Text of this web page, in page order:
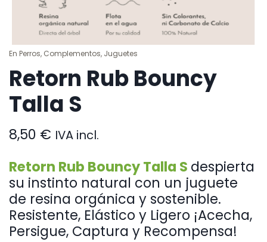
En Perros, Complementos, Juguetes
Retorn Rub Bouncy
Talla S
8,50 € IVA incl.
Retorn Rub Bouncy Talla S despierta
su instinto natural con un juguete
de resina orgánica y sostenible.
Resistente, Elástico y Ligero ¡Acecha,
Persigue, Captura y Recompensa!